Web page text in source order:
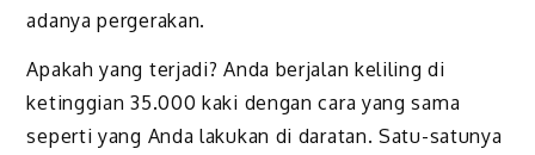
adanya pergerakan.
Apakah yang terjadi? Anda berjalan keliling di
ketinggian 35.000 kaki dengan cara yang sama
seperti yang Anda lakukan di daratan. Satu-satunya